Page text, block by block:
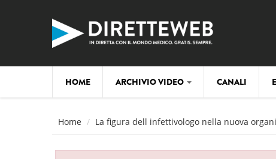
HOME ARCHIVIO VIDEO CANALI
Home La figura dell infettivologo nella nuova